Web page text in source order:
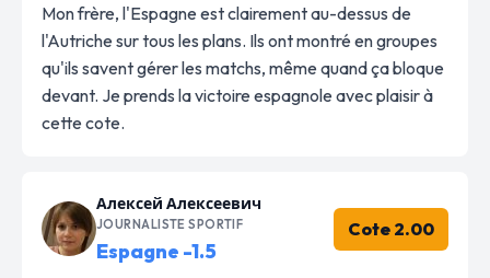
Mon frère, l'Espagne est clairement au-dessus de
l'Autriche sur tous les plans. Ils ont montré en groupes
qu'ils savent gérer les matchs, même quand ça bloque
devant. Je prends la victoire espagnole avec plaisir à
cette cote.
Алексей Алексеевич
JOURNALISTE SPORTIF
Espagne -1.5
Cote 2.00